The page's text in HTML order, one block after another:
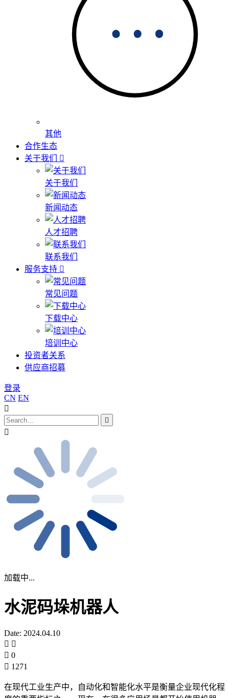
其他
合作生态
关于我们
关于我们
新闻动态
人才招聘
联系我们
服务支持
常见问题
下载中心
培训中心
投资者关系
供应商招募
登录
CN EN
加载中...
水泥码垛机器人
Date: 2024.04.10
0
1271
在现代工业生产中，自动化和智能化水平是衡量企业现代化程